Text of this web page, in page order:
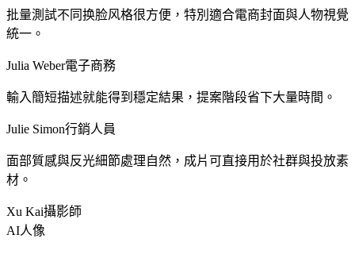
批量測試不同换脸风格很方便，特別適合電商封面與人物視覺
統一。
Julia Weber電子商務
輸入簡短描述就能得到穩定結果，提案階段省下大量時間。
Julie Simon行銷人員
面部質感與反光細節處理自然，成片可直接用於社群與投放素
材。
Xu Kai攝影師
AI人像